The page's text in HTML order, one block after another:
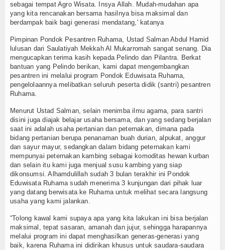
sebagai tempat Agro Wisata. Insya Allah. Mudah-mudahan apa
yang kita rencanakan bersama hasilnya bisa maksimal dan
berdampak baik bagi generasi mendatang,' katanya
Pimpinan Pondok Pesantren Ruhama, Ustad Salman Abdul Hamid
lulusan dari Saulatiyah Mekkah Al Mukarromah sangat senang. Dia
mengucapkan terima kasih kepada Pelindo dan Pilantra. Berkat
bantuan yang Pelindo berikan, kami dapat mengembangkan
pesantren ini melalui program Pondok Eduwisata Ruhama,
pengelolaannya melibatkan seluruh peserta didik (santri) pesantren
Ruhama.
Menurut Ustad Salman, selain menimba ilmu agama, para santri
disini juga diajak belajar usaha bersama, dan yang sedang berjalan
saat ini adalah usaha pertanian dan peternakan, dimana pada
bidang pertanian berupa penanaman buah durian, alpukat, anggur
dan sayur mayur, sedangkan dalam bidang peternakan kami
mempunyai peternakan kambing sebagai komoditas hewan kurban
dan selain itu kami juga menjual susu kambing yang siap
dikonsumsi. Alhamdulillah sudah 3 bulan terakhir ini Pondok
Eduwisata Ruhama sudah menerima 3 kunjungan dari pihak luar
yang datang berwisata ke Ruhama untuk melihat secara langsung
usaha yang kami jalankan.
“Tolong kawal kami supaya apa yang kita lakukan ini bisa berjalan
maksimal, tepat sasaran, amanah dan jujur, sehingga harapannya
melalui program ini dapat menghasilkan generas-generasi yang
baik, karena Ruhama ini didirikan khusus untuk saudara-saudara